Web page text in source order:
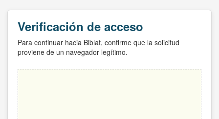
Verificación de acceso
Para continuar hacia Biblat, confirme que la solicitud
proviene de un navegador legítimo.